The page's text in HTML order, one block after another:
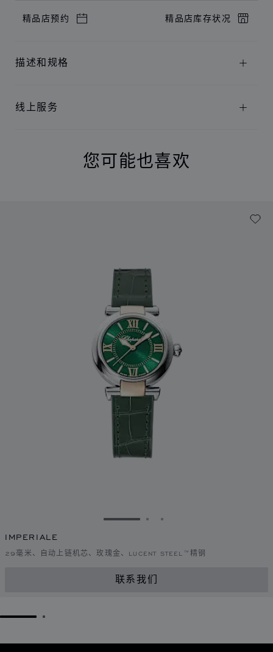
精品店预约 精品店库存状况
描述和规格
线上服务
您可能也喜欢
转到幻灯片 1转到幻灯片 2
转到幻灯片 3
IMPERIALE
29毫米、自动上链机芯、玫瑰金、LUCENT STEEL™精钢
联系我们
GO TO SLIDE 1GO TO SLIDE 2